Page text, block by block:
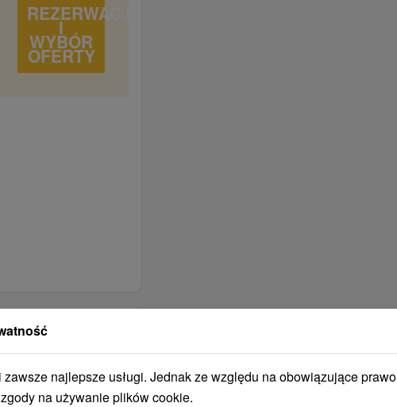
REZERWACJA
I
WYBÓR
OFERTY
pod
PALENIE
najlepsze usługi. Jednak ze względu na obowiązujące prawo
na używanie plików cookie.